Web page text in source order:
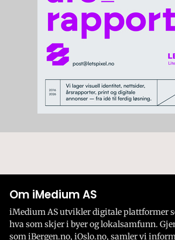
Om iMedium AS
iMedium AS utvikler digitale plattformer
hva som skjer i byer og lokalsamfunn.
som iBergen.no, iOslo.no, samler vi